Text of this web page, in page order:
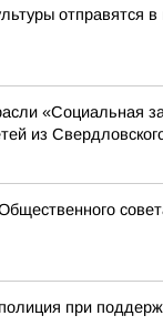
отправятся
«Социальная
из
при